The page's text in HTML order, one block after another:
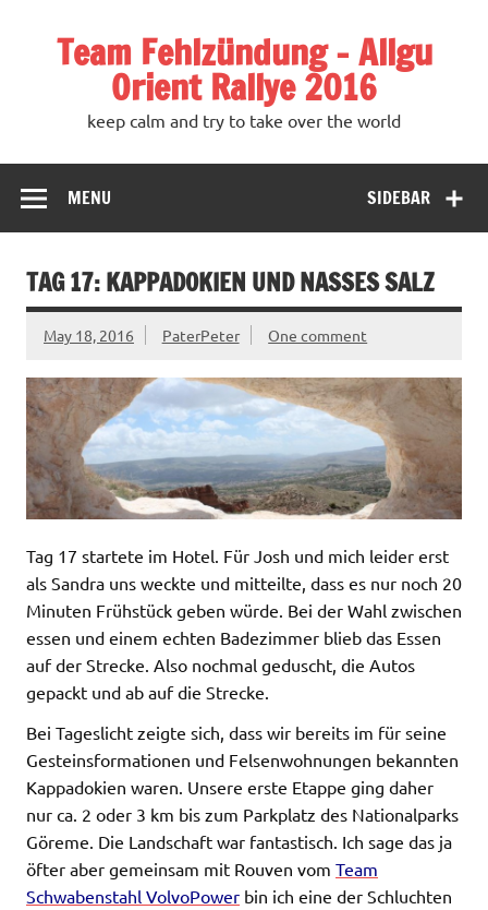
Team Fehlzündung – Allgu
Orient Rallye 2016
keep calm and try to take over the world
SIDEBAR
MENU
TAG 17: KAPPADOKIEN UND NASSES SALZ
May 18, 2016 PaterPeter One comment
Tag 17 startete im Hotel. Für Josh und mich leider erst
als Sandra uns weckte und mitteilte, dass es nur noch 20
Minuten Frühstück geben würde. Bei der Wahl zwischen
essen und einem echten Badezimmer blieb das Essen
auf der Strecke. Also nochmal geduscht, die Autos
gepackt und ab auf die Strecke.
Bei Tageslicht zeigte sich, dass wir bereits im für seine
Gesteinsformationen und Felsenwohnungen bekannten
Kappadokien waren. Unsere erste Etappe ging daher
nur ca. 2 oder 3 km bis zum Parkplatz des Nationalparks
Göreme. Die Landschaft war fantastisch. Ich sage das ja
öfter aber gemeinsam mit Rouven vom Team
Schwabenstahl VolvoPower bin ich eine der Schluchten